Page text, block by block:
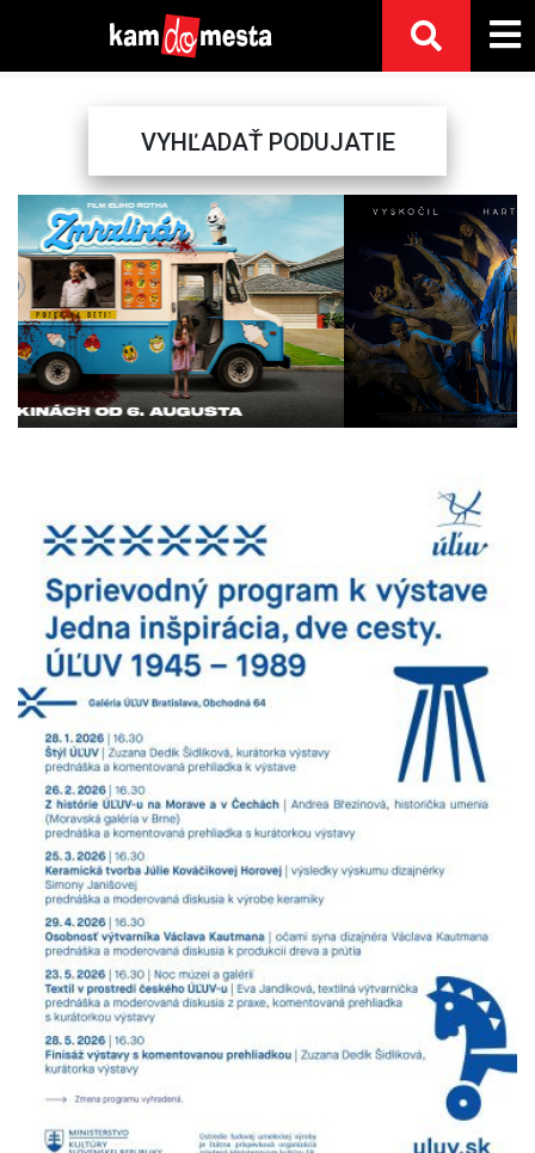
VYHĽADAŤ PODUJATIE
Previous Next